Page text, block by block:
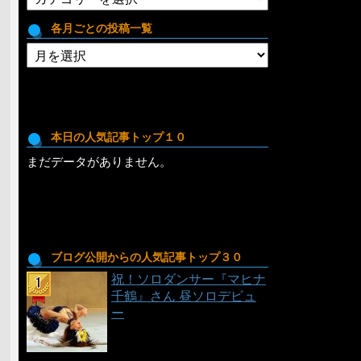
テ
ゴ
リ
各月ごとの投稿一覧
各
月
投
稿
一
本日の人気記事トップ１０
まだデータがありません。
ブログ公開からの人気記事トップ３０
祝！ソロダンサー『マヒナ
千鶴』さん 昼ソロデビュ
ー